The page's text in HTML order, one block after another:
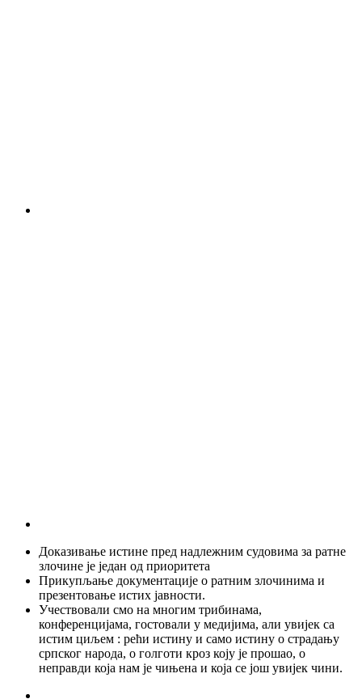
Доказивање истине пред надлежним судовима за ратне
злочине је један од приоритета
Прикупљање документације о ратним злочинима и
презентовање истих јавности.
Учествовали смо на многим трибинама,
конференцијама, гостовали у медијима, али увијек са
истим циљем : рећи истину и само истину о страдању
српског народа, о голготи кроз коју је прошао, о
неправди која нам је чињена и која се још увијек чини.